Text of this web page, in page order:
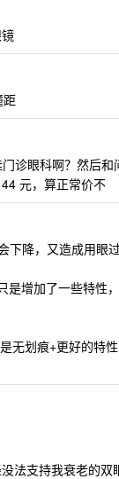
距
诊眼科啊？然后
元，算正常价不
降，又造成用眼过
是增加了一些特性
无划痕+更好的特
法支持我衰老的双